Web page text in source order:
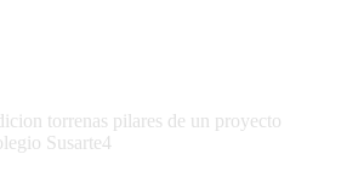
torrenas pilares de un proyecto
Susarte4